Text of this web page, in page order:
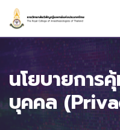
Skip
content
นโยบายการ
บุคคล